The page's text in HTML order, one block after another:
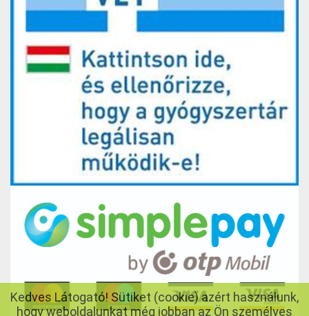
Kedves Látogató! Sütiket (cookie) azért használunk,
hogy weboldalunkat még jobban az Ön személyes